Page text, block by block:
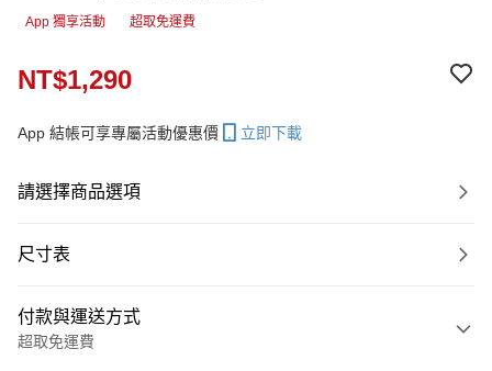
App 獨享活動 超取免運費
NT$1,290
App 結帳可享專屬活動優惠價 立即下載
請選擇商品選項
尺寸表
付款與運送方式
超取免運費